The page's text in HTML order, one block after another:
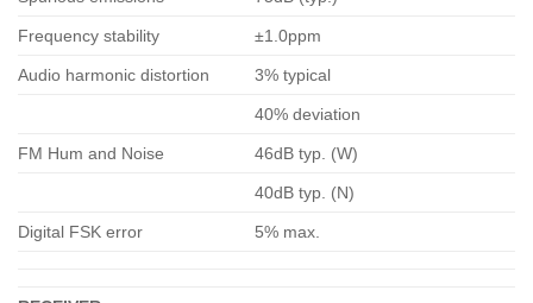
Frequency stability ±1.0ppm
Audio harmonic distortion 3% typical
40% deviation
FM Hum and Noise 46dB typ. (W)
40dB typ. (N)
Digital FSK error 5% max.